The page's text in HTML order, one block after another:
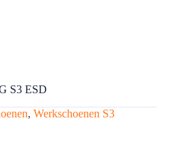
S3 ESD
, Werkschoenen S3